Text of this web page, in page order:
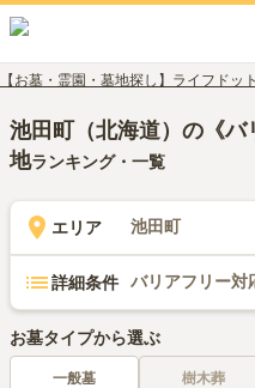
【お墓・霊園・墓地探し】ライフドット
池田町（北海道）の《
地ランキング・一覧
エリア 池田町
詳細条件 バリアフリー対
お墓タイプから選ぶ
一般墓 樹木葬